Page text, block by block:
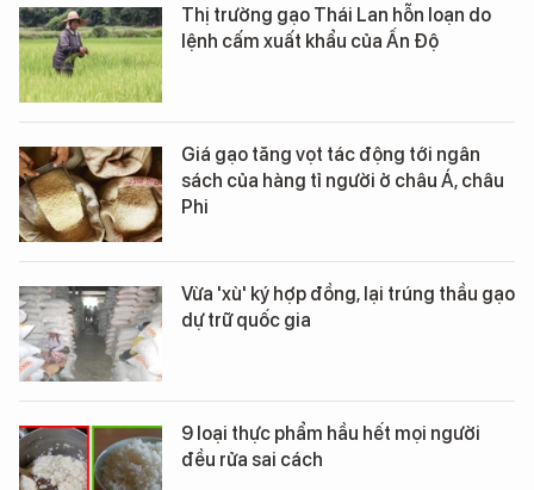
Thị trường gạo Thái Lan hỗn loạn do
lệnh cấm xuất khẩu của Ấn Độ
Giá gạo tăng vọt tác động tới ngân
sách của hàng tỉ người ở châu Á, châu
Phi
Vừa 'xù' ký hợp đồng, lại trúng thầu gạo
dự trữ quốc gia
9 loại thực phẩm hầu hết mọi người
đều rửa sai cách